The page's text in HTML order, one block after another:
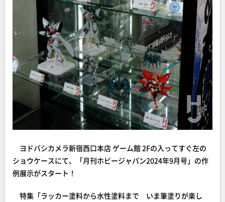
ヨドバシカメラ新宿西口本店 ゲーム館 2Fの入ってすぐ左の
ショウケースにて、「月刊ホビージャパン2024年9月号」の作
例展示がスタート！
特集「ラッカー塗料から水性塗料まで いま筆塗りが楽し